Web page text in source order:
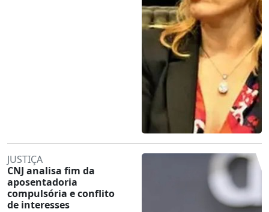
JUSTIÇA
CNJ analisa fim da
aposentadoria
compulsória e conflito
de interesses